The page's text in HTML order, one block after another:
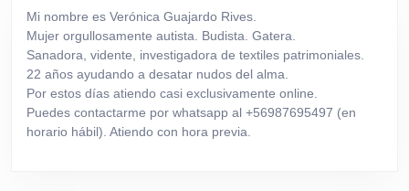
entradas
Mi nombre es Verónica Guajardo Rives.
Mujer orgullosamente autista. Budista. Gatera.
Sanadora, vidente, investigadora de textiles patrimoniales.
22 años ayudando a desatar nudos del alma.
Por estos días atiendo casi exclusivamente online.
Puedes contactarme por whatsapp al +56987695497 (en
horario hábil). Atiendo con hora previa.